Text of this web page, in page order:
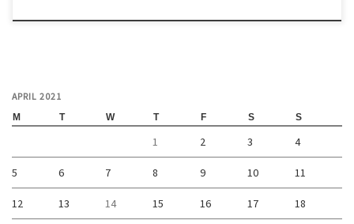
APRIL 2021
M T W T F S S
1 2 3 4
5 6 7 8 9 10 11
12 13 14 15 16 17 18